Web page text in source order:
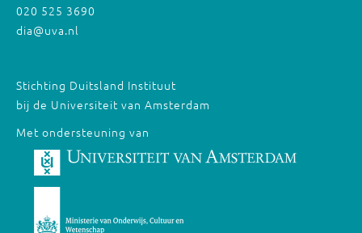
020 525 3690
dia@uva.nl
Stichting Duitsland Instituut
bij de Universiteit van Amsterdam
Met ondersteuning van